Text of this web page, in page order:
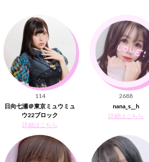
114
日向七瀬＠東京ミュウミュ
ウ22ブロック
詳細はこちら
2688
nana_s__h
詳細はこちら